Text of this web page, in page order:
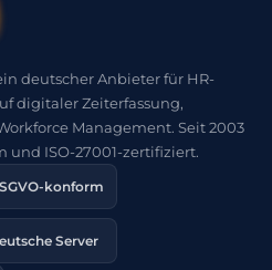
deutscher Anbieter für HR-
digitaler Zeiterfassung,
Management. Seit 2003
und ISO-27001-zertifiziert.
konform
Server